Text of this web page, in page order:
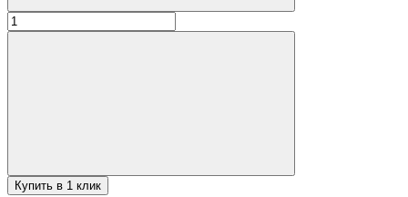
Количество
товара
дно)
Купить в 1 клик